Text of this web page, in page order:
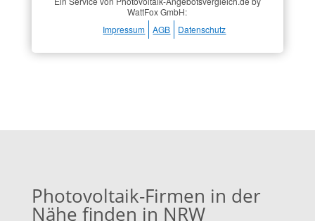
WattFox GmbH:
Impressum
AGB Datenschutz
Photovoltaik-Firmen in der
Nähe finden in NRW